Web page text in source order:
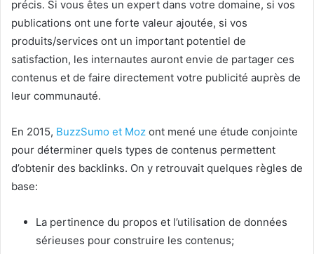
précis. Si vous êtes un expert dans votre domaine, si vos
publications ont une forte valeur ajoutée, si vos
produits/services ont un important potentiel de
satisfaction, les internautes auront envie de partager ces
contenus et de faire directement votre publicité auprès de
leur communauté.
En 2015, BuzzSumo et Moz ont mené une étude conjointe
pour déterminer quels types de contenus permettent
d’obtenir des backlinks. On y retrouvait quelques règles de
base:
La pertinence du propos et l’utilisation de données
sérieuses pour construire les contenus;